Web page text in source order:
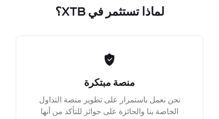
لماذا تستثمر في XTB؟
منصة مبتكرة
نحن نعمل باستمرار على تطوير منصة التداول
الخاصة بنا والحائزة على جوائز للتأكد من أنها